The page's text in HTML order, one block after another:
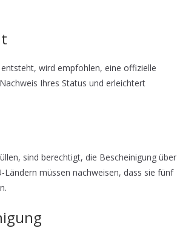
wird empfohlen, eine offizielle
Ihres Status und erleichtert
sind berechtigt, die Bescheinigung über
müssen nachweisen, dass sie fünf